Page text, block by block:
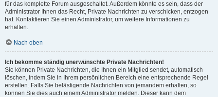
für das komplette Forum ausgeschaltet. Außerdem könnte es sein, dass der
Administrator Ihnen das Recht, Private Nachrichten zu verschicken, entzogen
hat. Kontaktieren Sie einen Administrator, um weitere Informationen zu
erhalten.
Nach oben
Ich bekomme ständig unerwünschte Private Nachrichten!
Sie können Private Nachrichten, die Ihnen ein Mitglied sendet, automatisch
löschen, indem Sie in Ihrem persönlichen Bereich eine entsprechende Regel
erstellen. Falls Sie belästigende Nachrichten von jemandem erhalten, so
können Sie dies auch einem Administrator melden. Dieser kann dem